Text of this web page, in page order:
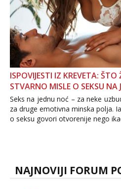
ISPOVIJESTI IZ KREVETA: ŠTO
STVARNO MISLE O SEKSU NA
Seks na jednu noć – za neke
za druge emotivna minska polja.
o seksu govori otvorenije nego
dalje izaziva burne rasprave.
NAJNOVIJI FORUM